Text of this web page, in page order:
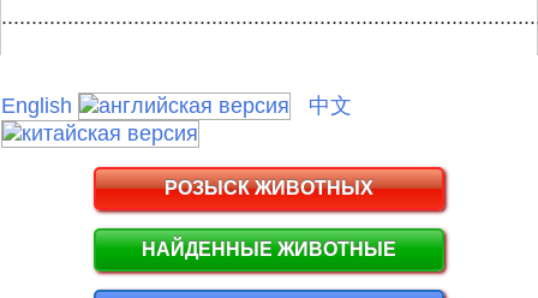
English 中文
РОЗЫСК ЖИВОТНЫХ
НАЙДЕННЫЕ ЖИВОТНЫЕ